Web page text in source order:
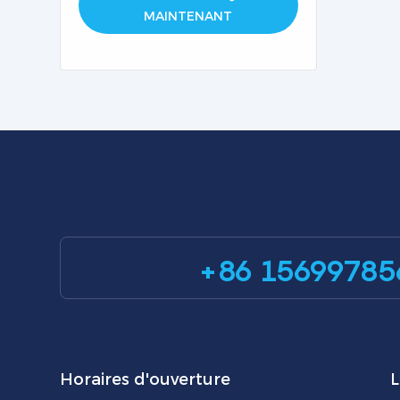
MAINTENANT
+86
Horaires d'ouverture